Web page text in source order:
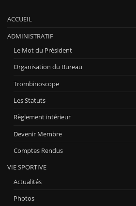
ACCUEIL
ADMINISTRATIF
Le Mot du Président
Organisation du Bureau
Trombinoscope
Les Statuts
Règlement intérieur
Devenir Membre
Comptes Rendus
VIE SPORTIVE
Actualités
Photos